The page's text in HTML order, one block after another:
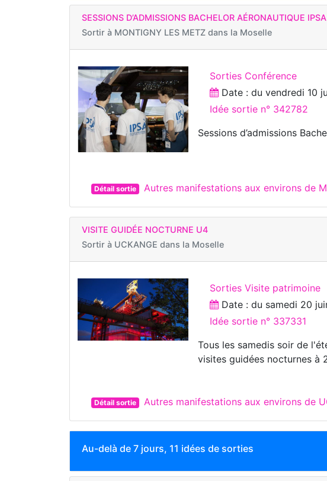
SESSIONS D’ADMISSIONS BACHELOR AÉRONAUTIQUE IPSA
Sortir à MONTIGNY LES METZ dans la Moselle
Sorties Conférence
Date : duvendredi 10
Idée sortie n° 342782
Sessions d’admissions
Détail sortie Autres manifestations aux environs de
VISITE GUIDÉE NOCTURNE U4
Sortir à UCKANGE dans la Moselle
Sorties Visite patrimoine
Date : du samedi 20
Idée sortie n° 337331
Tous les samedis soir de
visites guidées nocturnes à
Détail sortie Autres manifestations aux environs de
Au-delà de 7 jours, 11 idées de sorties